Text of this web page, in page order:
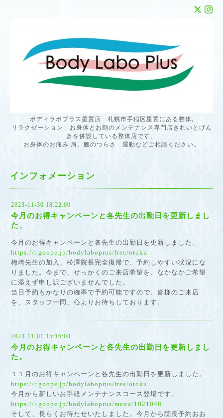
ボディラボプラス星置店 札幌市手稲区星置にある整体,
リラクゼーション お身体とお顔のメンテナンス専門店きれいとげん
きを併設している整体店です。
お身体のお痛み 肩、腰のつらさ 運動などご相談ください。
インフォメーション
2023-11-30 18:22:00
今月のお得キャンペーンと各先生の出勤日を更新しまし
た。
今月のお得キャンペーンと各先生の出勤日を更新しました。
https://r.goope.jp/bodylaboprus/free/otoku
梅崎先生の加入、松澤院長完全復帰で、予約しやすい状況にな
りました。今まで、せっかくのご来店希望を、なかなかご希望
に添えず申し訳ございませんでした。
当日予約もかなりの確率で予約可能ですので、皆様のご来店
を、スタッフ一同、心よりお待ちしております。
2023-11-01 15:16:00
今月のお得キャンペーンと各先生の出勤日を更新しまし
た。
１１月のお得キャンペーンと各先生の出勤日を更新しました。
https://r.goope.jp/bodylaboprus/free/otoku
今月から新しいお手軽メンテナンスコース登場です。
https://r.goope.jp/bodylaboprus/menu/1021048
そして、長らくお待たせいたしました。今月から院長予約おお